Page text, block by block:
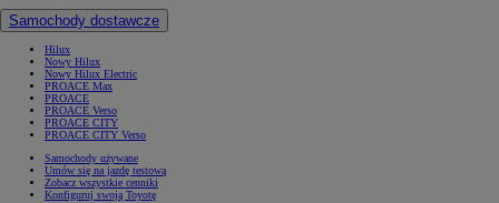
Samochody dostawcze
Hilux
Nowy Hilux
Nowy Hilux Electric
PROACE Max
PROACE
PROACE Verso
PROACE CITY
PROACE CITY Verso
Samochody używane
Umów się na jazdę testową
Zobacz wszystkie cenniki
Konfiguruj swoją Toyotę